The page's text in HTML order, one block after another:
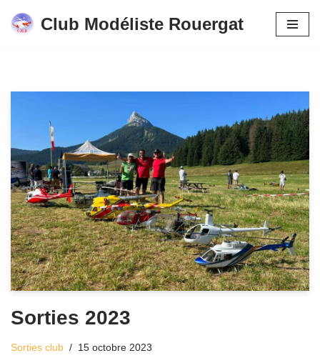
Club Modéliste Rouergat
Sorties 2023
Sorties club 15 octobre 2023